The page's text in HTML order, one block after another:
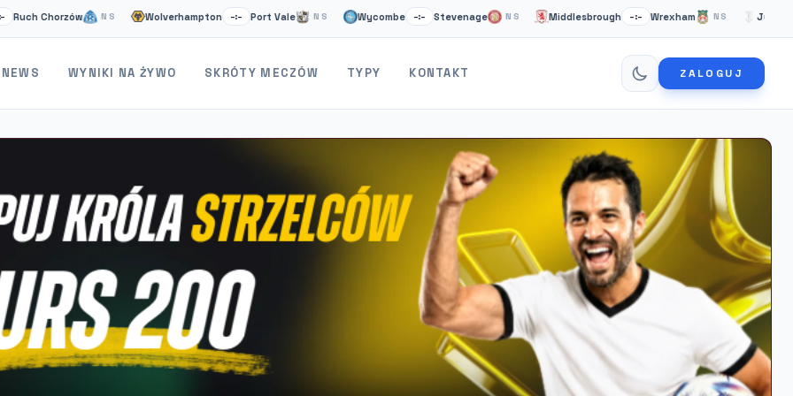
Chorzów NS Wolverhampton –:– Port Vale NS Wycombe –:– Stevenage NS Middlesbrough –:– Wrexham NS Juventus
NEWS WYNIKI NA ŻYWO SKRÓTY MECZÓW TYPY KONTAKT ZALOGUJ